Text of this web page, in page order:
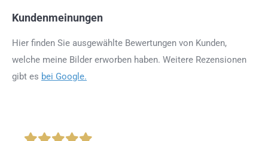
Kundenmeinungen
Hier finden Sie ausgewählte Bewertungen von Kunden,
welche meine Bilder erworben haben. Weitere Rezensionen
gibt es bei Google.